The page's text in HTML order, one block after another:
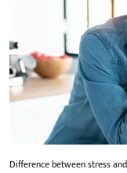
Difference between stress